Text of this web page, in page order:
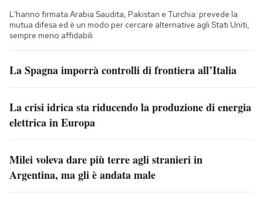
L'hanno firmata Arabia Saudita, Pakistan e Turchia: prevede la
mutua difesa ed è un modo per cercare alternative agli Stati Uniti,
sempre meno affidabili
La Spagna imporrà controlli di frontiera all’Italia
La crisi idrica sta riducendo la produzione di energia
elettrica in Europa
Milei voleva dare più terre agli stranieri in
Argentina, ma gli è andata male